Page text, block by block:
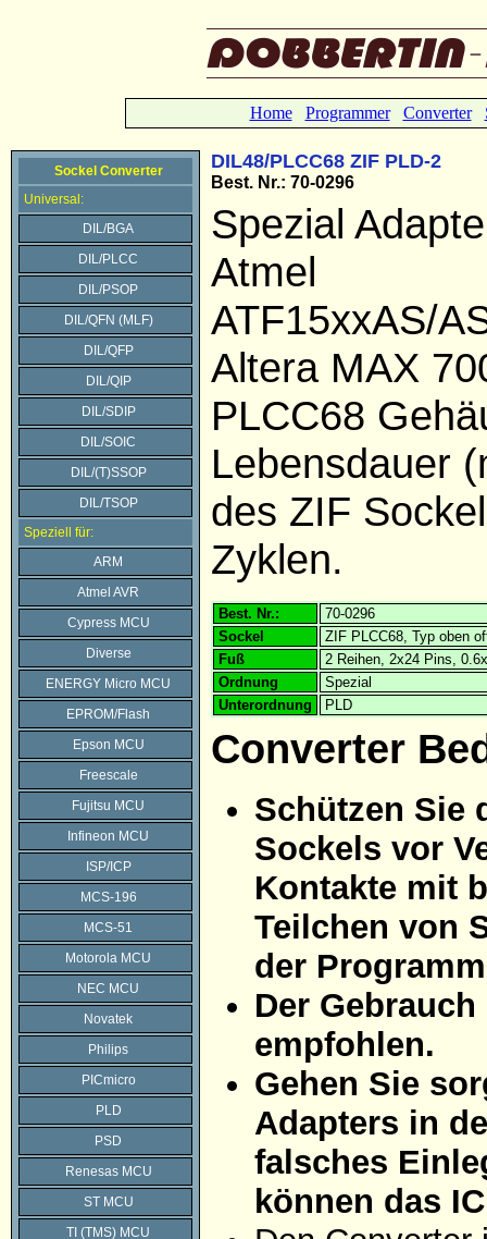
Home Programmer Converter
Sockel Converter
Universal:
DIL/BGA
DIL/PLCC
DIL/PSOP
DIL/QFN (MLF)
DIL/QFP
DIL/QIP
DIL/SDIP
DIL/SOIC
DIL/(T)SSOP
DIL/TSOP
Speziell für:
ARM
Atmel AVR
Cypress MCU
Diverse
ENERGY Micro MCU
EPROM/Flash
Epson MCU
Freescale
Fujitsu MCU
Infineon MCU
ISP/ICP
MCS-196
MCS-51
Motorola MCU
NEC MCU
Novatek
Philips
PICmicro
PLD
PSD
Renesas MCU
ST MCU
TI (TMS) MCU
DIL48/PLCC68 ZIF PLD-2
Best. Nr.: 70-0296
Spezial
Atmel
ATF15xxAS/
Altera MAX
PLCC68
Lebensdauer
des ZIF
Zyklen.
Best. Nr.:
70-0296
Sockel
ZIF PLCC68, Typ oben
Fuß
2 Reihen, 2x24 Pins,
Ordnung
Spezial
Unterordnung
PLD
Converter
Schützen Sie
Sockels vor
Kontakte mit
Teilchen von
der
Der
empfohlen.
Gehen Sie
Adapters in
falsches
können das